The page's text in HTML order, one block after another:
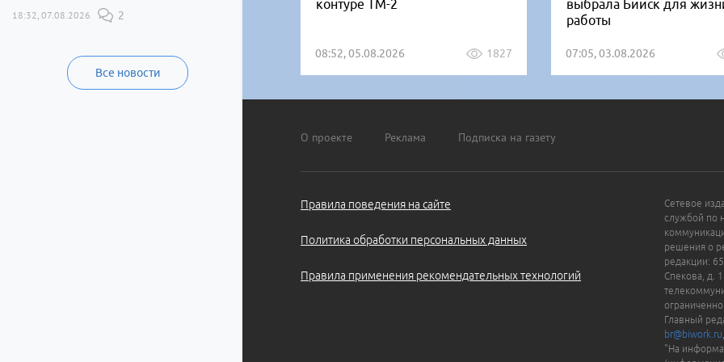
18:32, 07.08.2026 2
Все новости
контуре ТМ-2
08:52, 05.08.2026 1827
выбрала Бийск для
работы
07:05, 03.08.2026
О проекте Реклама Подписка на газету
Правила поведения на сайте
Политика обработки персональных данных
Правила применения рекомендательных технологий
Сетевое
службой по
решения о
редакции:
Спекова, д.
Главный
br@biwork.ru
"На